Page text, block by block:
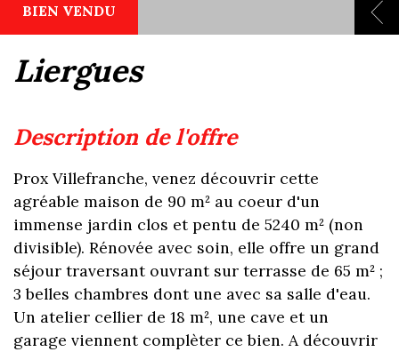
BIEN VENDU
liergues
description de l'offre
Prox Villefranche, venez découvrir cette
agréable maison de 90 m² au coeur d'un
immense jardin clos et pentu de 5240 m² (non
divisible). Rénovée avec soin, elle offre un grand
séjour traversant ouvrant sur terrasse de 65 m² ;
3 belles chambres dont une avec sa salle d'eau.
Un atelier cellier de 18 m², une cave et un
garage viennent complèter ce bien. A découvrir